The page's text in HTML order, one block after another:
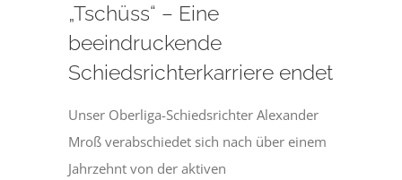
„Tschüss“ – Eine
beeindruckende
Schiedsrichterkarriere endet
Unser Oberliga-Schiedsrichter Alexander
Mroß verabschiedet sich nach über einem
Jahrzehnt von der aktiven